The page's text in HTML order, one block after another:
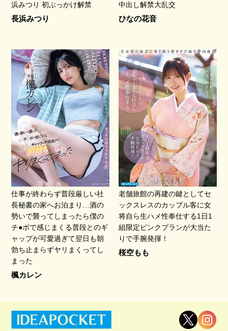
浜みつり 初ぶっかけ解禁
長浜みつり
中出し解禁大乱交
ひなの花音
仕事が終わらず普段厳しい社
長秘書の家へお泊まり…酒の
勢いで襲ってしまったら僕の
チ●ポで感じまくる普段とのギ
ャップが可愛過ぎて翌日も朝
勃ち止まらずヤリまくってし
まった
楓カレン
老舗旅館の再建の鍵としてセ
ックスレスのカップル客に女
将自ら生ハメ性奉仕する1日1
組限定ピンクプランが大当た
りで手腕発揮！
桜空もも